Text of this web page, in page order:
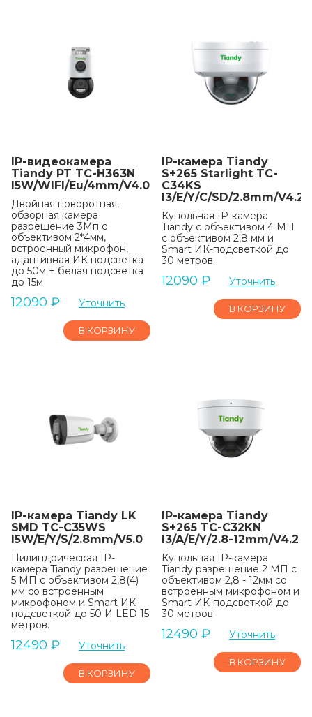
IP-видеокамера
Tiandy PT TC-H363N
I5W/WIFI/Eu/4mm/V4.0
Двойная поворотная,
обзорная камера
разрешение 3Мп с
объективом 2*4мм,
встроенный микрофон,
адаптивная ИК подсветка
до 50м + белая подсветка
до 15м
12090 ₽ Уточнить
В КОРЗИНУ
IP-камера Tiandy
S+265 Starlight TC-
C34KS
I3/E/Y/C/SD/2.8mm/V4.2
Купольная IP-камера
Tiandy с объективом 4 МП
с объективом 2,8 мм и
Smart ИК-подсветкой до
30 метров.
12090 ₽ Уточнить
В КОРЗИНУ
IP-камера Tiandy LK
SMD TC-C35WS
I5W/E/Y/S/2.8mm/V5.0
Цилиндрическая IP-
камера Tiandy разрешение
5 МП с объективом 2,8(4)
мм со встроенным
микрофоном и Smart ИК-
подсветкой до 50 И LED 15
метров.
12490 ₽ Уточнить
В КОРЗИНУ
IP-камера Tiandy
S+265 TC-C32KN
I3/A/E/Y/2.8-12mm/V4.2
Купольная IP-камера
Tiandy разрешение 2 МП с
объективом 2,8 - 12мм со
встроенным микрофоном и
Smart ИК-подсветкой до
30 метров
12490 ₽ Уточнить
В КОРЗИНУ